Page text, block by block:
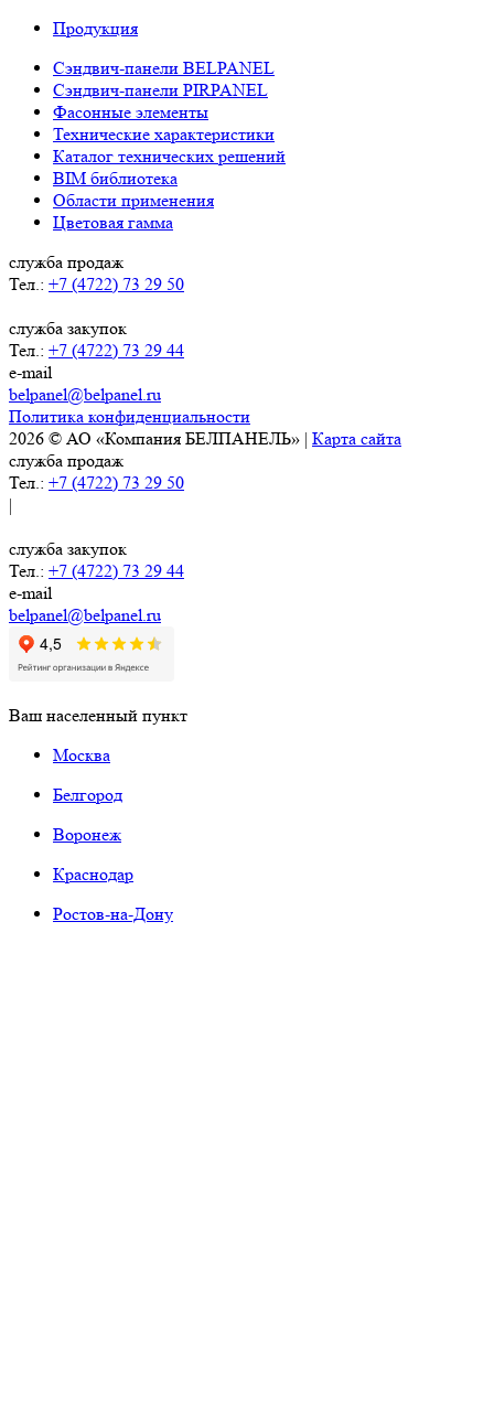
Продукция
Сэндвич-панели BELPANEL
Сэндвич-панели PIRPANEL
Фасонные элементы
Технические характеристики
Каталог технических решений
BIM библиотека
Области применения
Цветовая гамма
служба продаж
Тел.: +7 (4722) 73 29 50
служба закупок
Тел.: +7 (4722) 73 29 44
e-mail
belpanel@belpanel.ru
Политика конфиденциальности
2026 © АО «Компания БЕЛПАНЕЛЬ» | Карта сайта
служба продаж
Тел.: +7 (4722) 73 29 50
|
служба закупок
Тел.: +7 (4722) 73 29 44
e-mail
belpanel@belpanel.ru
Ваш населенный пункт
Москва
Белгород
Воронеж
Краснодар
Ростов-на-Дону